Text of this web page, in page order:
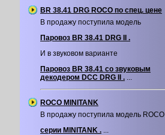
BR 38.41 DRG ROCO по спец. цене
В продажу поступила модель
Паровоз BR 38.41 DRG II .
И в звуковом варианте
Паровоз BR 38.41 со звуковым
декодером DCC DRG II . ...
ROCO MINITANK
В продажу поступила модель ROCO
серии MINITANK . ...